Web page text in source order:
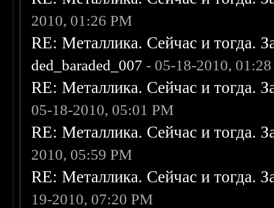
2010, 01:26 PM
RE: Металлика. Сейчас и тогда.
ded_baraded_007 - 05-18-2010,
RE: Металлика. Сейчас и тогда.
05-18-2010, 05:01 PM
RE: Металлика. Сейчас и тогда.
2010, 05:59 PM
RE: Металлика. Сейчас и тогда.
19-2010, 07:20 PM